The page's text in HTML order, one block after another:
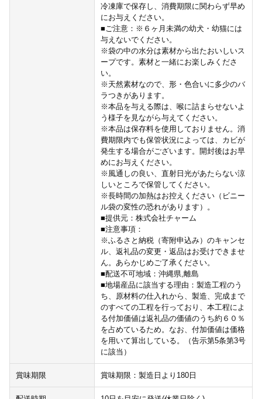
冷凍庫で保存し、消費期限に関わらず早め
にお与えください。
■ご注意：※６ヶ月未満の幼犬・幼猫には
与えないでください。
※袋の中の水分は素材から出たおいしいス
ープです。素材と一緒にお楽しみくださ
い。
※天然素材なので、形・色合いに多少のバ
ラつきがあります。
※本品を与える際は、喉に詰まらせないよ
う様子を見ながら与えてください。
※本品は保存料を使用しておりません。消
費期限内でも保管状況によっては、カビが
発生する場合がございます。開封後はお早
めにお与えください。
※風通しの良い、直射日光があたらない涼
しいところで保管してください。
※長時間の加熱はお控えください（ビニー
ル袋の変性の恐れがあります）。
■提供元：株式会社チャーム
■注意事項：
※ふるさと納税（寄附申込み）のキャンセ
ル、返礼品の変更・返品はお受けできませ
ん。あらかじめご了承ください。
■配送不可地域：沖縄県,離島
■地場産品に該当する理由：製造工程のう
ち、原材料の仕入れから、製造、完成まで
のすべての工程を行っており、本工程によ
る付加価値は返礼品の価値のうち約６０％
を占めているため。なお、付加価値は価格
を用いて算出している。（告示第5条第3号
に該当）
賞味期限 賞味期限：製造日より180日